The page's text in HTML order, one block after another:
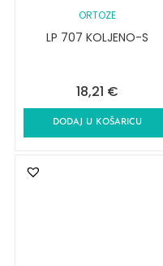
ORTOZE
LP 707 KOLJENO-S
18,21 €
DODAJ U KOŠARICU